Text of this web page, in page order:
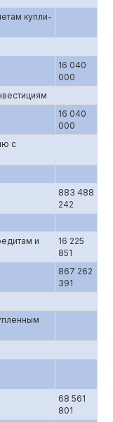
купли-
16 040
000
16 040
000
c
883 488
242
и
16 225
851
867 262
391
68 561
801